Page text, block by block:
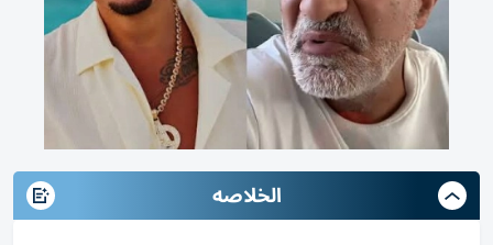
الخلاصه